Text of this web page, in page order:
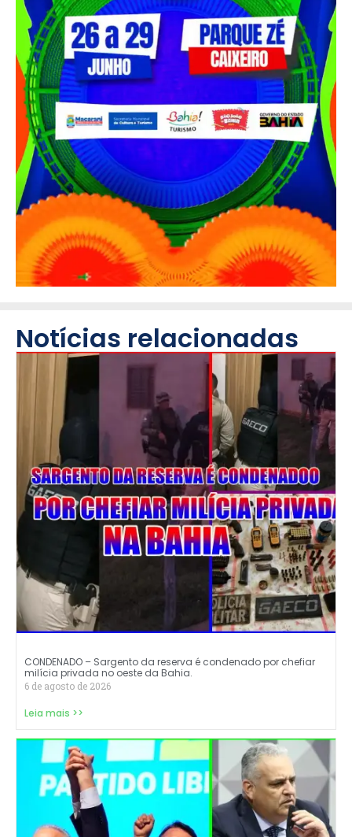
Notícias relacionadas
CONDENADO – Sargento da reserva é condenado por chefiar
milícia privada no oeste da Bahia.
6 de agosto de 2026
Leia mais >>